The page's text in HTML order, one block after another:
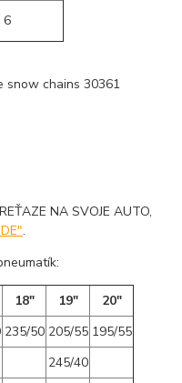
6
NA SVOJE AUTO,
.
18" 19"
20"
235/50 205/55 195/55
245/40